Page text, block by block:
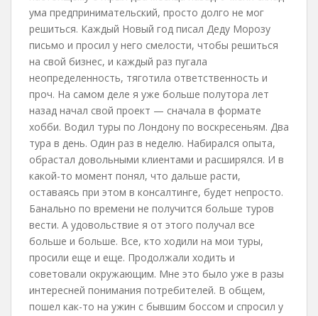
ума предпринимательский, просто долго не мог
решиться. Каждый Новый год писал Деду Морозу
письмо и просил у него смелости, чтобы решиться
на свой бизнес, и каждый раз пугала
неопределенность, тяготила ответственность и
проч. На самом деле я уже больше полутора лет
назад начал свой проект — сначала в формате
хобби. Водил туры по Лондону по воскресеньям. Два
тура в день. Один раз в неделю. Набирался опыта,
обрастал довольными клиентами и расширялся. И в
какой-то момент понял, что дальше расти,
оставаясь при этом в консалтинге, будет непросто.
Банально по времени не получится больше туров
вести. А удовольствие я от этого получал все
больше и больше. Все, кто ходили на мои туры,
просили еще и еще. Продолжали ходить и
советовали окружающим. Мне это было уже в разы
интересней понимания потребителей. В общем,
пошел как-то на ужин с бывшим боссом и спросил у